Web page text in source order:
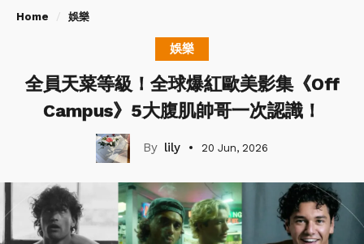
Home 娛樂
娛樂
全員天菜等級！全球爆紅歐美影集《Off
Campus》5大腹肌帥哥一次認識！
lily 20 Jun, 2026